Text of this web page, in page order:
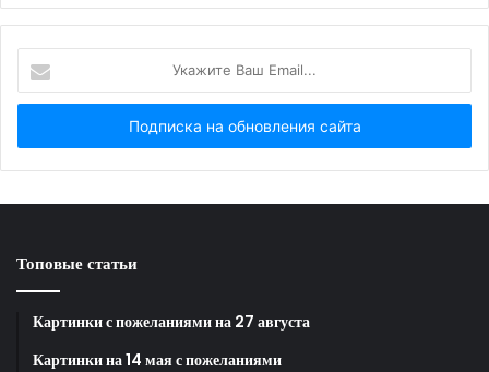
HTML-код для вставки на сайт и блог:
BB-код для вставки на форум:
Ссылка на изображение:
Спокойной ночи 7 сентября!
HTML-код для вставки на сайт и блог:
Ваш
Email...
Топовые статьи
Картинки с пожеланиями на 27 августа
Картинки на 14 мая с пожеланиями